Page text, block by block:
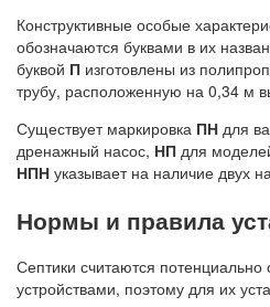
Конструктивные особые
обозначаются буквами в их
буквой П изготовлены из
трубу, расположенную на 0,34 м
Существует маркировка ПН для
дренажный насос, НП для
НПН указывает на наличие двух
Нормы и правила
Септики считаются
устройствами, поэтому для их